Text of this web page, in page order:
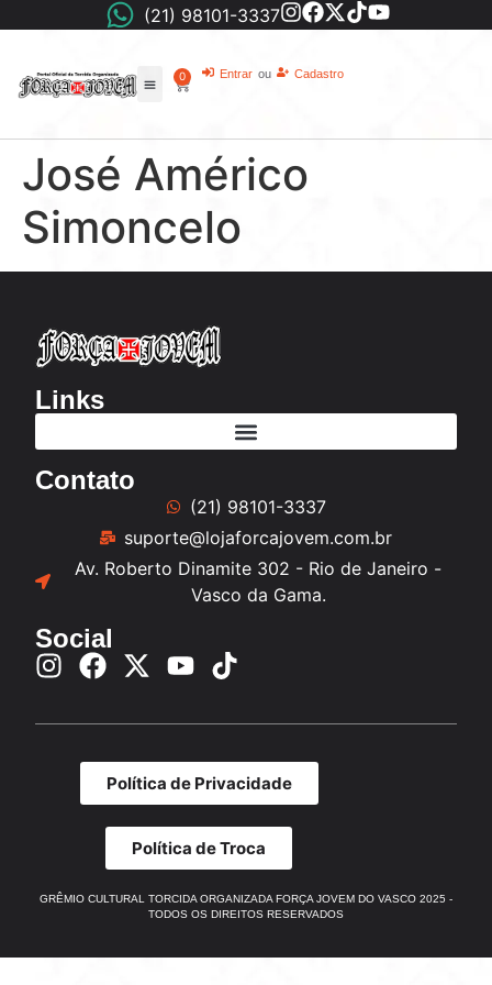
(21) 98101-3337
0 Entrar ou Cadastro
José Américo
Simoncelo
Links
Contato
(21) 98101-3337
suporte@lojaforcajovem.com.br
Av. Roberto Dinamite 302 - Rio de Janeiro -
Vasco da Gama.
Social
Política de Privacidade
Política de Troca
GRÊMIO CULTURAL TORCIDA ORGANIZADA FORÇA JOVEM DO VASCO 2025 -
TODOS OS DIREITOS RESERVADOS